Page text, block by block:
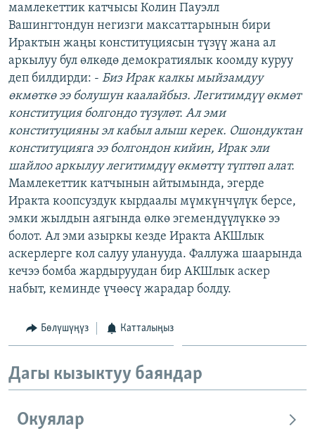
АЗАТТЫК+
ЫҢГАЙСЫЗ СУРООЛОР
ОНЛАЙН ШЕРИНЕ
ЭЕ/АРнун бардык сайттары
мамлекеттик катчысы Колин Пауэлл
Вашингтондун негизги максаттарынын бири
Ирактын жаңы конституциясын түзүү жана ал
аркылуу бул өлкөдө демократиялык коомду куруу
деп билдирди: - Биз Ирак калкы мыйзамдуу
өкмөткө ээ болушун каалайбыз. Легитимдүү өкмөт
конституция болгондо түзүлөт. Ал эми
конституцияны эл кабыл алыш керек. Ошондуктан
конституцияга ээ болгондон кийин, Ирак эли
шайлоо аркылуу легитимдүү өкмөттү түптөп алат.
Мамлекеттик катчынын айтымында, эгерде
Иракта коопсуздук кырдаалы мүмкүнчүлүк берсе,
эмки жылдын аягында өлкө эгемендүүлүккө ээ
болот. Ал эми азыркы кезде Иракта АКШлык
аскерлерге кол салуу уланууда. Фаллужа шаарында
кечээ бомба жардыруудан бир АКШлык аскер
набыт, кеминде үчөөсү жарадар болду.
Бөлүшүңүз Катталыңыз
Дагы кызыктуу баяндар
Окуялар